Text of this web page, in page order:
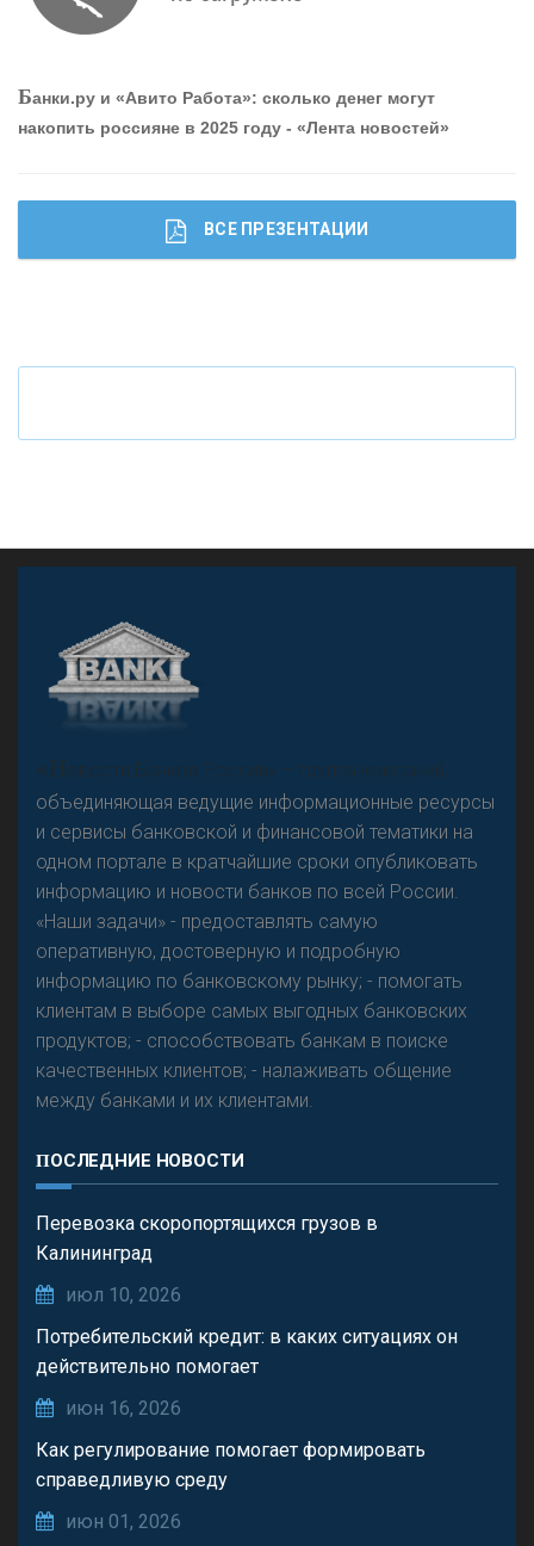
привлечь и удержать персонал - «Интервью»
Резкого разворота на рынке автокредитов не
предвидится - «Интервью»
Что будет с наличными деньгами при цифровом
Банки.ру и «Авито Работа»: сколько денег могут
накопить россияне в 2025 году - «Лента новостей»
ВСЕ ПРЕЗЕНТАЦИИ
«Н
овости Банков России» – группа компаний,
объединяющая ведущие информационные ресурсы
и сервисы банковской и финансовой тематики на
одном портале в кратчайшие сроки опубликовать
информацию и новости банков по всей России.
«Наши задачи» - предоставлять самую
оперативную, достоверную и подробную
информацию по банковскому рынку; - помогать
клиентам в выборе самых выгодных банковских
продуктов; - способствовать банкам в поиске
качественных клиентов; - налаживать общение
между банками и их клиентами.
ПОСЛЕДНИЕ НОВОСТИ
Перевозка скоропортящихся грузов в
Калининград
июл 10, 2026
Потребительский кредит: в каких ситуациях он
действительно помогает
июн 16, 2026
Как регулирование помогает формировать
справедливую среду
июн 01, 2026